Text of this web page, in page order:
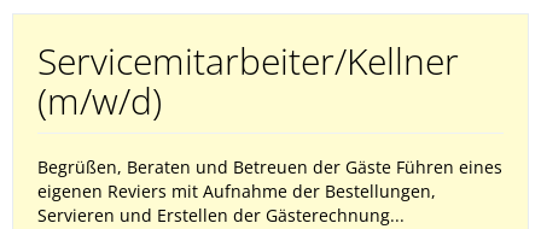
Servicemitarbeiter/Kellner
(m/w/d)
Begrüßen, Beraten und Betreuen der Gäste Führen eines
eigenen Reviers mit Aufnahme der Bestellungen,
Servieren und Erstellen der Gästerechnung...